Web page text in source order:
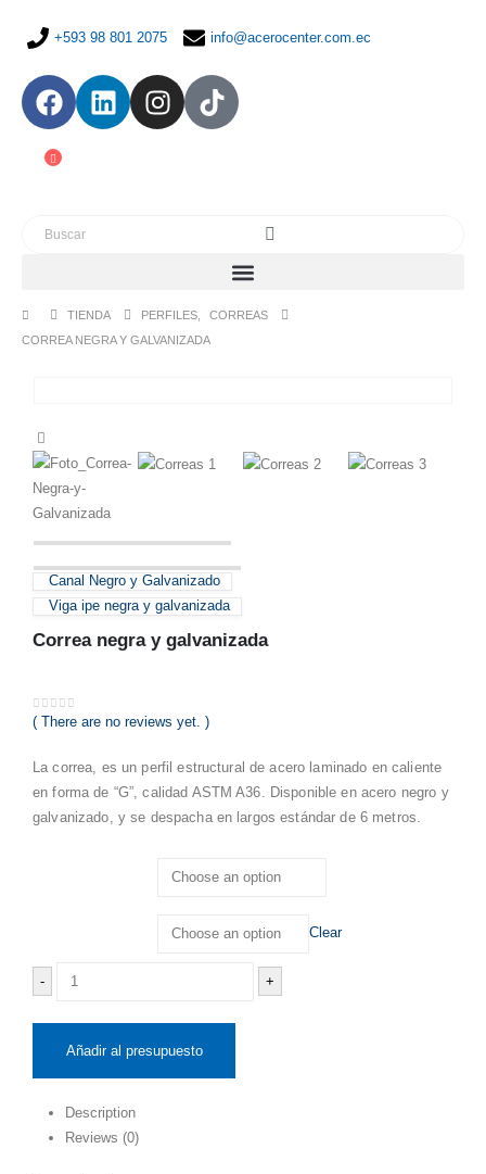
+593 98 801 2075 info@acerocenter.com.ec
TIENDA PERFILES
CORREAS
CORREA NEGRA Y GALVANIZADA
Canal Negro y Galvanizado
Viga ipe negra y galvanizada
Correa negra y galvanizada
0 out of 5
( There are no reviews yet. )
La correa, es un perfil estructural de acero laminado en caliente
en forma de “G”, calidad ASTM A36. Disponible en acero negro y
galvanizado, y se despacha en largos estándar de 6 metros.
Clear
- +
Añadir al presupuesto
Description
Reviews (0)